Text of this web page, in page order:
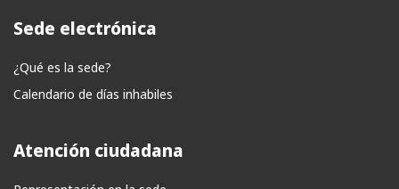
Sede electrónica
¿Qué es la sede?
Calendario de días inhabiles
Atención ciudadana